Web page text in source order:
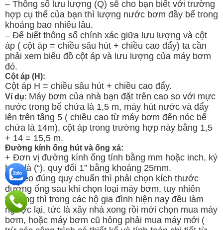
– Thông số lưu lượng (Q) sẽ cho bạn biết với trường
hợp cụ thể của bạn thì lượng nước bơm đầy bể trong
khoảng bao nhiêu lâu.
– Để biết thông số chính xác giữa lưu lượng và cột
áp ( cột áp = chiều sâu hút + chiều cao đẩy) ta cần
phải xem biểu đồ cột áp và lưu lượng của máy bơm
đó.
Cột áp (H):
Cột áp H = chiều sâu hút + chiều cao đẩy.
Ví dụ: Máy bơm của nhà bạn đặt trên cao so với mực
nước trong bể chứa là 1,5 m, máy hút nước và đẩy
lên trên tầng 5 ( chiều cao từ máy bơm đến nóc bể
chứa là 14m), cột áp trong trường hợp này bằng 1,5
+ 14 = 15,5 m.
Đường kính ống hút và ống xả:
+ Đơn vị đường kính ống tính bằng mm hoặc inch, ký
hiệu là (“), quy đổi 1” bằng khoảng 25mm.
+ Theo đúng quy chuẩn thì phải chọn kích thước
đường ống sau khi chọn loại máy bơm, tuy nhiên
thường thì trong các hộ gia đình hiện nay đều làm
ngược lại, tức là xây nhà xong rồi mới chọn mua máy
bơm, hoặc máy bơm cũ hỏng phải mua máy mới (